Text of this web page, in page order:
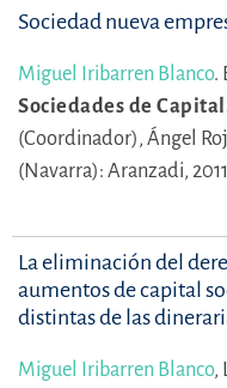
Sociedad nueva
Miguel Iribarren Blanco.
Sociedades de
(Coordinador), Ángel
(Navarra): Aranzadi, 2011
La eliminación del
aumentos de capital
distintas de las
Miguel Iribarren Blanco,